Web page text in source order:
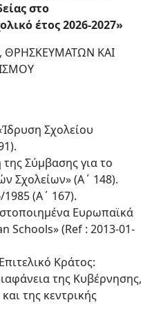
στο
έτος 2026-2027»
ΘΡΗΣΚΕΥΜΑΤΩΝ ΚΑΙ
Σχολείου
Σύμβασης για το
Σχολείων» (Α΄ 148).
(Α΄ 167).
Ευρωπαϊκά
Schools» (Ref : 2013-01-
Κράτος:
της Κυβέρνησης,
της κεντρικής